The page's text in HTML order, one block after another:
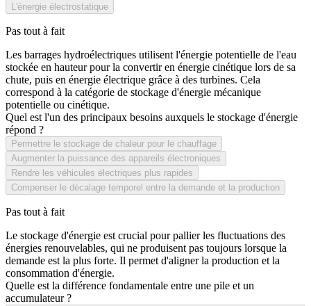
L'énergie électrostatique
Pas tout à fait
Les barrages hydroélectriques utilisent l'énergie potentielle de l'eau
stockée en hauteur pour la convertir en énergie cinétique lors de sa
chute, puis en énergie électrique grâce à des turbines. Cela
correspond à la catégorie de stockage d'énergie mécanique
potentielle ou cinétique.
Quel est l'un des principaux besoins auxquels le stockage d'énergie
répond ?
Permettre le stockage de chaleur pour le chauffage
Augmenter la puissance des appareils électroniques
Rendre les véhicules électriques plus rapides
Compenser le décalage temporel entre la demande et la production
Pas tout à fait
Le stockage d'énergie est crucial pour pallier les fluctuations des
énergies renouvelables, qui ne produisent pas toujours lorsque la
demande est la plus forte. Il permet d'aligner la production et la
consommation d'énergie.
Quelle est la différence fondamentale entre une pile et un
accumulateur ?